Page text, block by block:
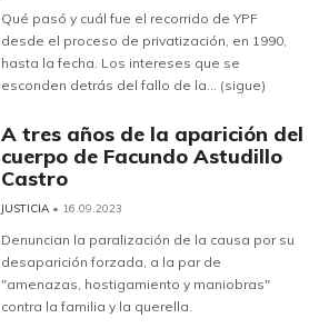
Qué pasó y cuál fue el recorrido de YPF
desde el proceso de privatización, en 1990,
hasta la fecha. Los intereses que se
esconden detrás del fallo de la... (sigue)
A tres años de la aparición del
cuerpo de Facundo Astudillo
Castro
JUSTICIA • 16.09.2023
Denuncian la paralización de la causa por su
desaparición forzada, a la par de
"amenazas, hostigamiento y maniobras"
contra la familia y la querella.